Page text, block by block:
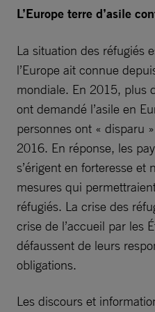
L’Europe terre d’asile
La situation des réfugiés
l’Europe ait connue
mondiale. En 2015, plus
ont demandé l’asile en
personnes ont « disparu
2016. En réponse, les
s’érigent en forteresse et
mesures qui
réfugiés. La crise des
crise de l’accueil par les
défaussent de leurs
obligations.
Les discours et